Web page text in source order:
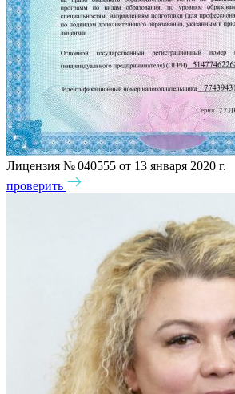
Лицензия № 040555 от 13 января 2020 г.
проверить